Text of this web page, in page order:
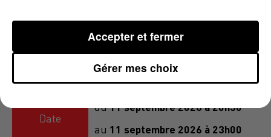
Ajouter à votre calendrier
Date
du11 septembre 2026 à 20h30
au 11 septembre 2026 à 23h00
Gérer mes choix
Accepter et fermer